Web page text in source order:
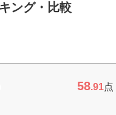
ング・比較
58.91点